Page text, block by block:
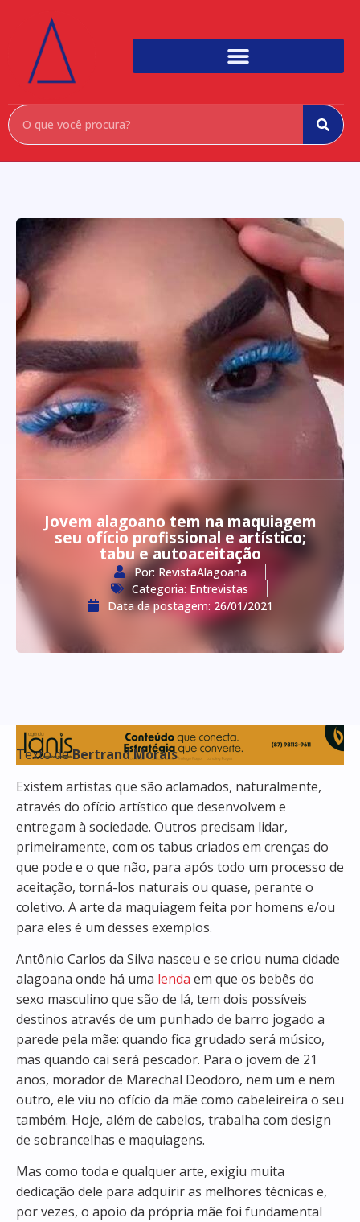
Jovem alagoano tem na maquiagem
seu ofício profissional e artístico;
tabu e autoaceitação
Por: RevistaAlagoana
Categoria: Entrevistas
Data da postagem: 26/01/2021
Texto deBertrand Morais
Existem artistas que são aclamados, naturalmente,
através do ofício artístico que desenvolvem e
entregam à sociedade. Outros precisam lidar,
primeiramente, com os tabus criados em crenças do
que pode e o que não, para após todo um processo de
aceitação, torná-los naturais ou quase, perante o
coletivo. A arte da maquiagem feita por homens e/ou
para eles é um desses exemplos.
Antônio Carlos da Silva nasceu e se criou numa cidade
alagoana onde há uma lenda em que os bebês do
sexo masculino que são de lá, tem dois possíveis
destinos através de um punhado de barro jogado a
parede pela mãe: quando fica grudado será músico,
mas quando cai será pescador. Para o jovem de 21
anos, morador de Marechal Deodoro, nem um e nem
outro, ele viu no ofício da mãe como cabeleireira o seu
também. Hoje, além de cabelos, trabalha com design
de sobrancelhas e maquiagens.
Mas como toda e qualquer arte, exigiu muita
dedicação dele para adquirir as melhores técnicas e,
por vezes, o apoio da própria mãe foi fundamental